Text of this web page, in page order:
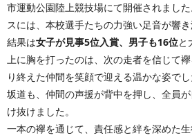
市運動公園陸上競技場にて開催されまし
スには、本校選手たちの力強い足音が響き
結果は女子が見事5位入賞、男子も16位と
上に胸を打ったのは、次の走者を信じて
り終えた仲間を笑顔で迎える温かな姿で
坂道も、仲間の声援が背中を押し、全員
け抜けました。
一本の襷を通じて、責任感と絆を深めた